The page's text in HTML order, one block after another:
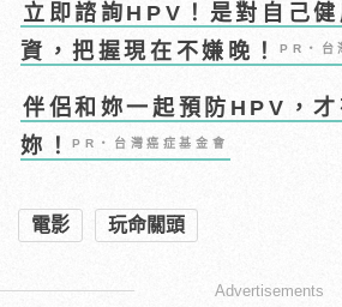
立即諮詢HPV！是對自己
資，把握現在不嫌晚！PR・台
伴侶和妳一起預防HPV，才
妳！PR・台灣癌症基金會
電影 玩命關頭
Advertisements